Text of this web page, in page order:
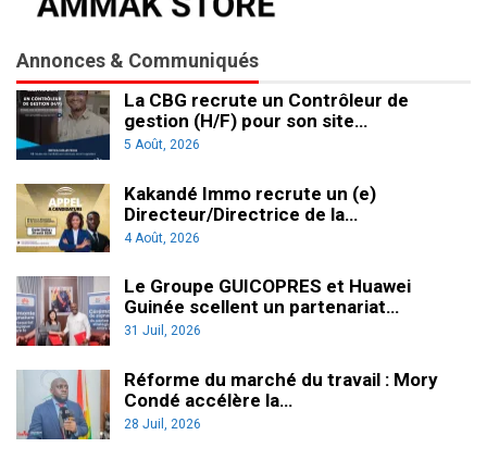
Annonces & Communiqués
La CBG recrute un Contrôleur de
gestion (H/F) pour son site…
5 Août, 2026
Kakandé Immo recrute un (e)
Directeur/Directrice de la…
4 Août, 2026
Le Groupe GUICOPRES et Huawei
Guinée scellent un partenariat…
31 Juil, 2026
Réforme du marché du travail : Mory
Condé accélère la…
28 Juil, 2026